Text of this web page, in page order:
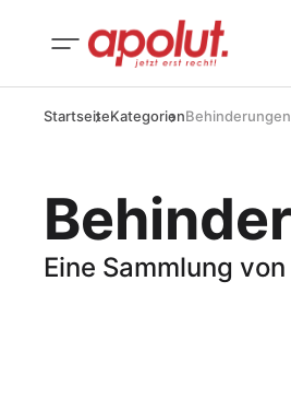
StartseiteKategorienBehinderungen
Eine Sammlung